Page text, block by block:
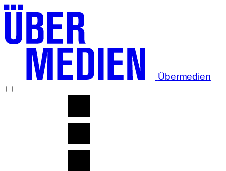
Übermedien